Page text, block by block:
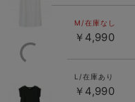
ブラック
M/在庫なし
￥4,990
L/在庫あり
￥4,990